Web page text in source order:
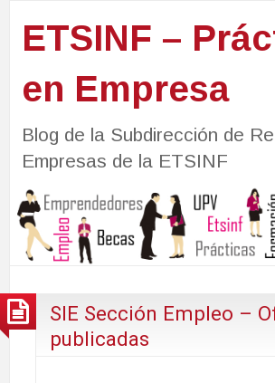
ETSINF –
en Empresa
Blog de la Subdirección de
Empresas de la ETSINF
SIE Sección Empleo –
publicadas